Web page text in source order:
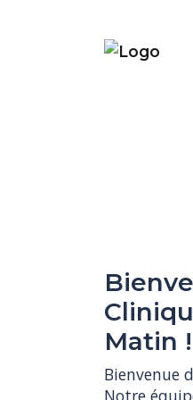
Matin !
Bienvenue
Notre
AVEC
ordinateur,